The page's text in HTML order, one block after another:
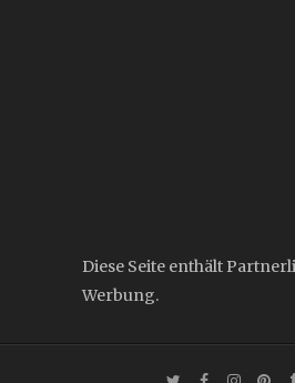
Diese Seite enthält
Werbung.